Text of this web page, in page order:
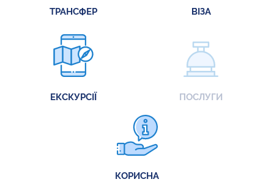
ТРАНСФЕР ВІЗА
ЕКСКУРСІЇ ПОСЛУГИ
КОРИСНА